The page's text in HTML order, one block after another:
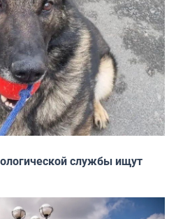
службы ищут